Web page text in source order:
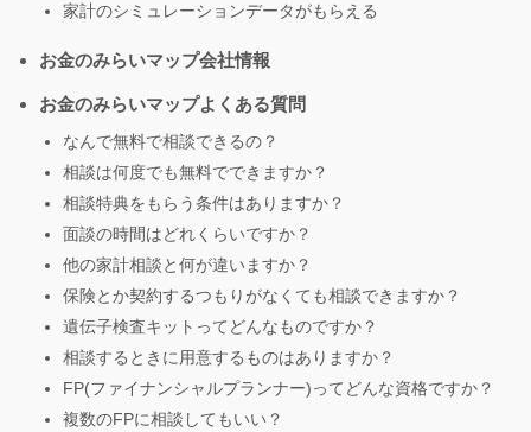
家計のシミュレーションデータがもらえる
お金のみらいマップ会社情報
お金のみらいマップよくある質問
なんで無料で相談できるの？
相談は何度でも無料でできますか？
相談特典をもらう条件はありますか？
面談の時間はどれくらいですか？
他の家計相談と何が違いますか？
保険とか契約するつもりがなくても相談できますか？
遺伝子検査キットってどんなものですか？
相談するときに用意するものはありますか？
FP(ファイナンシャルプランナー)ってどんな資格ですか？
複数のFPに相談してもいい？